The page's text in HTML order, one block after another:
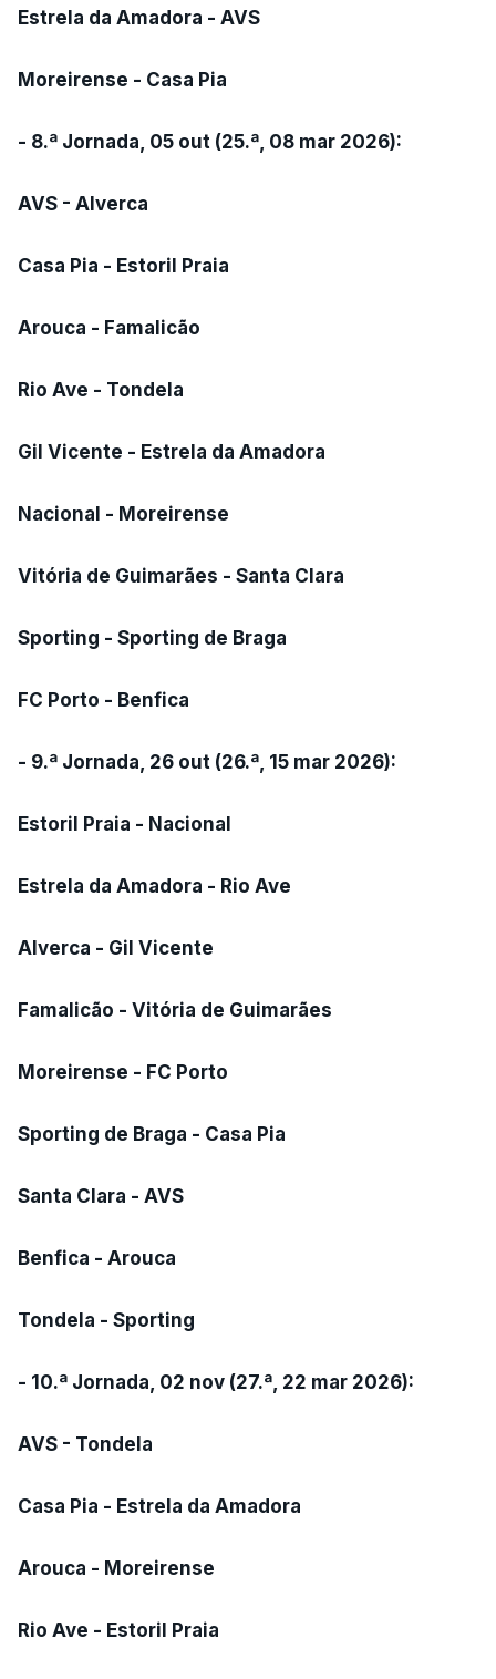
Estrela da Amadora - AVS
Moreirense - Casa Pia
- 8.ª Jornada, 05 out (25.ª, 08 mar 2026):
AVS - Alverca
Casa Pia - Estoril Praia
Arouca - Famalicão
Rio Ave - Tondela
Gil Vicente - Estrela da Amadora
Nacional - Moreirense
Vitória de Guimarães - Santa Clara
Sporting - Sporting de Braga
FC Porto - Benfica
- 9.ª Jornada, 26 out (26.ª, 15 mar 2026):
Estoril Praia - Nacional
Estrela da Amadora - Rio Ave
Alverca - Gil Vicente
Famalicão - Vitória de Guimarães
Moreirense - FC Porto
Sporting de Braga - Casa Pia
Santa Clara - AVS
Benfica - Arouca
Tondela - Sporting
- 10.ª Jornada, 02 nov (27.ª, 22 mar 2026):
AVS - Tondela
Casa Pia - Estrela da Amadora
Arouca - Moreirense
Rio Ave - Estoril Praia